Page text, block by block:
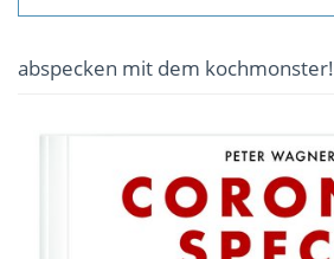
abspecken mit dem kochmonster!